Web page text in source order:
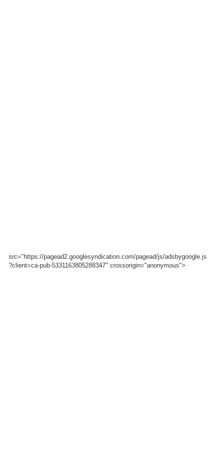
src="https://pagead2.googlesyndication.com/pagead/js/adsbygoogle.js
?client=ca-pub-5331163805288347" crossorigin="anonymous">